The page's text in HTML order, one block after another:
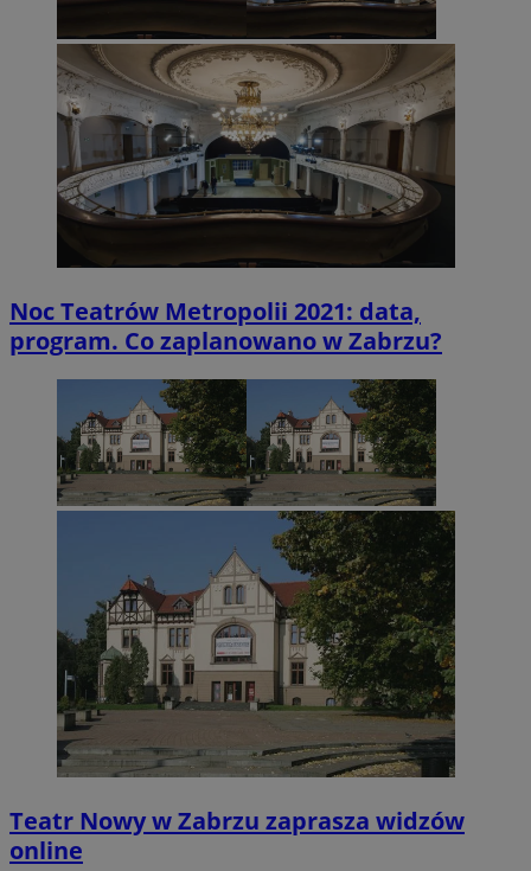
Noc Teatrów Metropolii 2021: data,
program. Co zaplanowano w Zabrzu?
Teatr Nowy w Zabrzu zaprasza widzów
online